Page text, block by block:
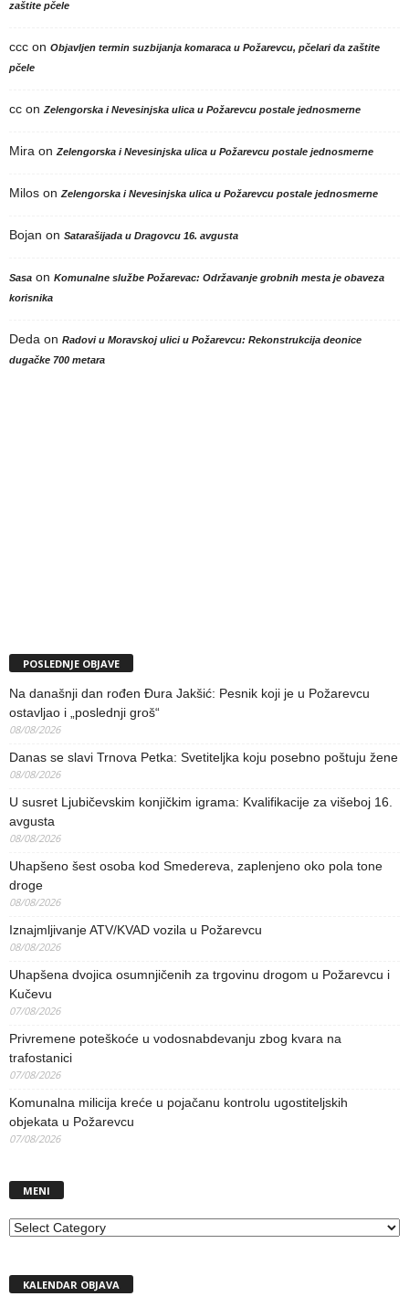
zaštite pčele
ccc on Objavljen termin suzbijanja komaraca u Požarevcu, pčelari da zaštite
pčele
cc on Zelengorska i Nevesinjska ulica u Požarevcu postale jednosmerne
Mira on Zelengorska i Nevesinjska ulica u Požarevcu postale jednosmerne
Milos on Zelengorska i Nevesinjska ulica u Požarevcu postale jednosmerne
Bojan on Satarašijada u Dragovcu 16. avgusta
Sasa on Komunalne službe Požarevac: Održavanje grobnih mesta je obaveza
korisnika
Deda on Radovi u Moravskoj ulici u Požarevcu: Rekonstrukcija deonice
dugačke 700 metara
POSLEDNJE OBJAVE
Na današnji dan rođen Đura Jakšić: Pesnik koji je u Požarevcu
ostavljao i „poslednji groš“
08/08/2026
Danas se slavi Trnova Petka: Svetiteljka koju posebno poštuju žene
08/08/2026
U susret Ljubičevskim konjičkim igrama: Kvalifikacije za višeboj 16.
avgusta
08/08/2026
Uhapšeno šest osoba kod Smedereva, zaplenjeno oko pola tone
droge
08/08/2026
Iznajmljivanje ATV/KVAD vozila u Požarevcu
08/08/2026
Uhapšena dvojica osumnjičenih za trgovinu drogom u Požarevcu i
Kučevu
07/08/2026
Privremene poteškoće u vodosnabdevanju zbog kvara na
trafostanici
07/08/2026
Komunalna milicija kreće u pojačanu kontrolu ugostiteljskih
objekata u Požarevcu
07/08/2026
MENI
MENI
KALENDAR OBJAVA